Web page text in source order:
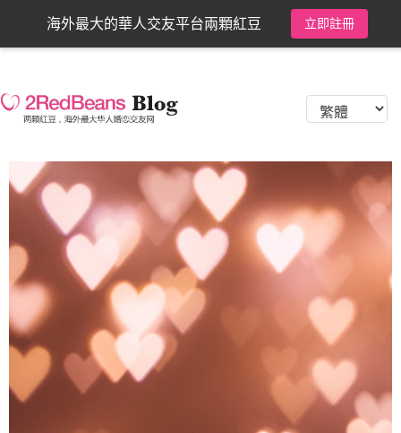
海外最大的華人交友平台兩顆紅豆 立即註冊